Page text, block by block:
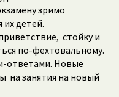
зримо
их детей.
стойку и
по-фехтовальному.
ответами. Новые
на занятия на новый